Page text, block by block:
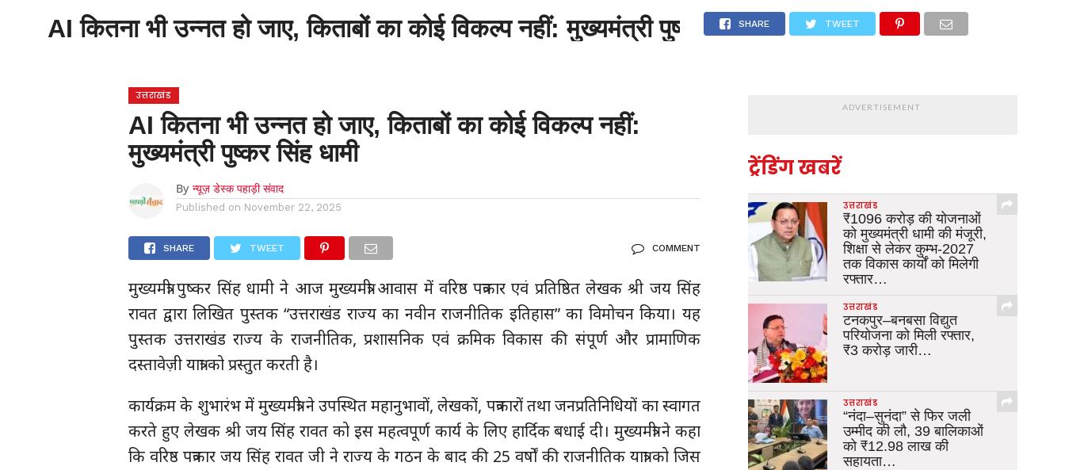
होम देश दुनिया उत्तराखंड धर्म-संस्कृति राजनीति संपर्क करें
उत्तरकाशी
उधम सिंह नगरAI कितना भी उन्नत हो जाए, किताबों का कोई विकल्प नहीं: मुख्यमंत्री पुष्कर सिंह धामी
SHARE TWEET
उत्तराखंड
AI कितना भी उन्नत हो जाए, किताबों का कोई विकल्प नहीं:
मुख्यमंत्री पुष्कर सिंह धामी
By न्यूज़ डेस्क पहाड़ी संवाद
Published on November 22, 2025
SHARE TWEET COMMENT
मुख्यमंत्री पुष्कर सिंह धामी ने आज मुख्यमंत्री आवास में वरिष्ठ पत्रकार एवं प्रतिष्ठित लेखक श्री जय सिंह
रावत द्वारा लिखित पुस्तक “उत्तराखंड राज्य का नवीन राजनीतिक इतिहास” का विमोचन किया। यह
पुस्तक उत्तराखंड राज्य के राजनीतिक, प्रशासनिक एवं क्रमिक विकास की संपूर्ण और प्रामाणिक
दस्तावेज़ी यात्रा को प्रस्तुत करती है।
कार्यक्रम के शुभारंभ में मुख्यमंत्री ने उपस्थित महानुभावों, लेखकों, पत्रकारों तथा जनप्रतिनिधियों का स्वागत
करते हुए लेखक श्री जय सिंह रावत को इस महत्वपूर्ण कार्य के लिए हार्दिक बधाई दी। मुख्यमंत्री ने कहा
कि वरिष्ठ पत्रकार जय सिंह रावत जी ने राज्य के गठन के बाद की 25 वर्षों की राजनीतिक यात्रा को जिस
ADVERTISEMENT
ट्रेंडिंग खबरें
उत्तराखंड
₹1096 करोड़ की योजनाओं
को मुख्यमंत्री धामी की मंजूरी,
शिक्षा से लेकर कुम्भ-2027
तक विकास कार्यों को मिलेगी
रफ्तार…
उत्तराखंड
टनकपुर–बनबसा विद्युत
परियोजना को मिली रफ्तार,
₹3 करोड़ जारी…
उत्तराखंड
“नंदा–सुनंदा” से फिर जली
उम्मीद की लौ, 39 बालिकाओं
को ₹12.98 लाख की
सहायता…